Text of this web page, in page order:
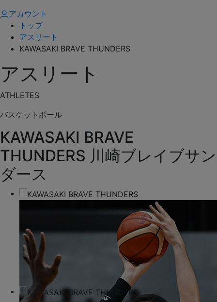
アカウント
トップ
アスリート
KAWASAKI BRAVE THUNDERS
アスリート
ATHLETES
バスケットボール
KAWASAKI BRAVE
THUNDERS 川崎ブレイブサン
ダース
Previous